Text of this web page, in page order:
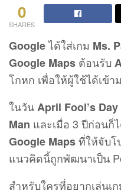
0
SHARES
Googleได้ใส่เกม Ms.
Google Maps ต้อนรับ
โกหก เพื่อให้ผู้ใช้ได้เข้
ในวันApril Fool’s Day
Man และเมื่อ 3 ปีก่อนก็
Google Mapsที่ให้จับโ
แนวคิดนี้ถูกพัฒนาเป็น
สำหรับใครที่อยากเล่นเ